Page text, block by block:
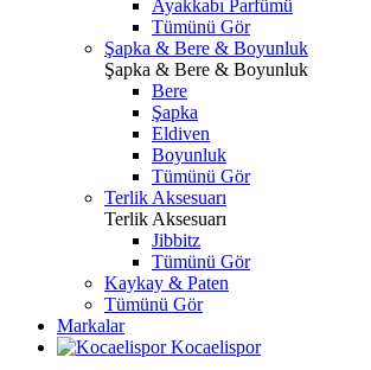
Ayakkabı Parfümü
Tümünü Gör
Şapka & Bere & Boyunluk
Şapka & Bere & Boyunluk
Bere
Şapka
Eldiven
Boyunluk
Tümünü Gör
Terlik Aksesuarı
Terlik Aksesuarı
Jibbitz
Tümünü Gör
Kaykay & Paten
Tümünü Gör
Markalar
Kocaelispor